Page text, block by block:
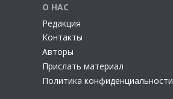
О НАС
Редакция
Контакты
Авторы
Прислать материал
Политика конфиденциальности